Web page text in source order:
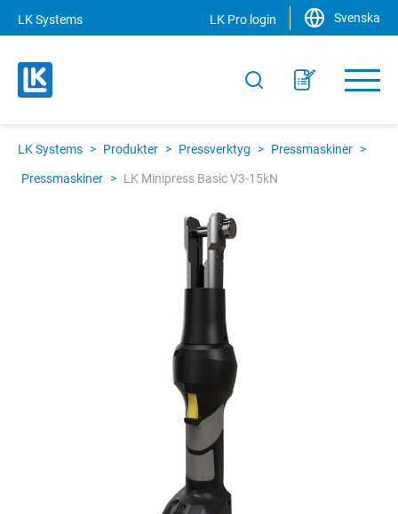
LK Systems LK Pro login Svenska
LK Systems > Produkter > Pressverktyg > Pressmaskiner >
Pressmaskiner > LK Minipress Basic V3-15kN